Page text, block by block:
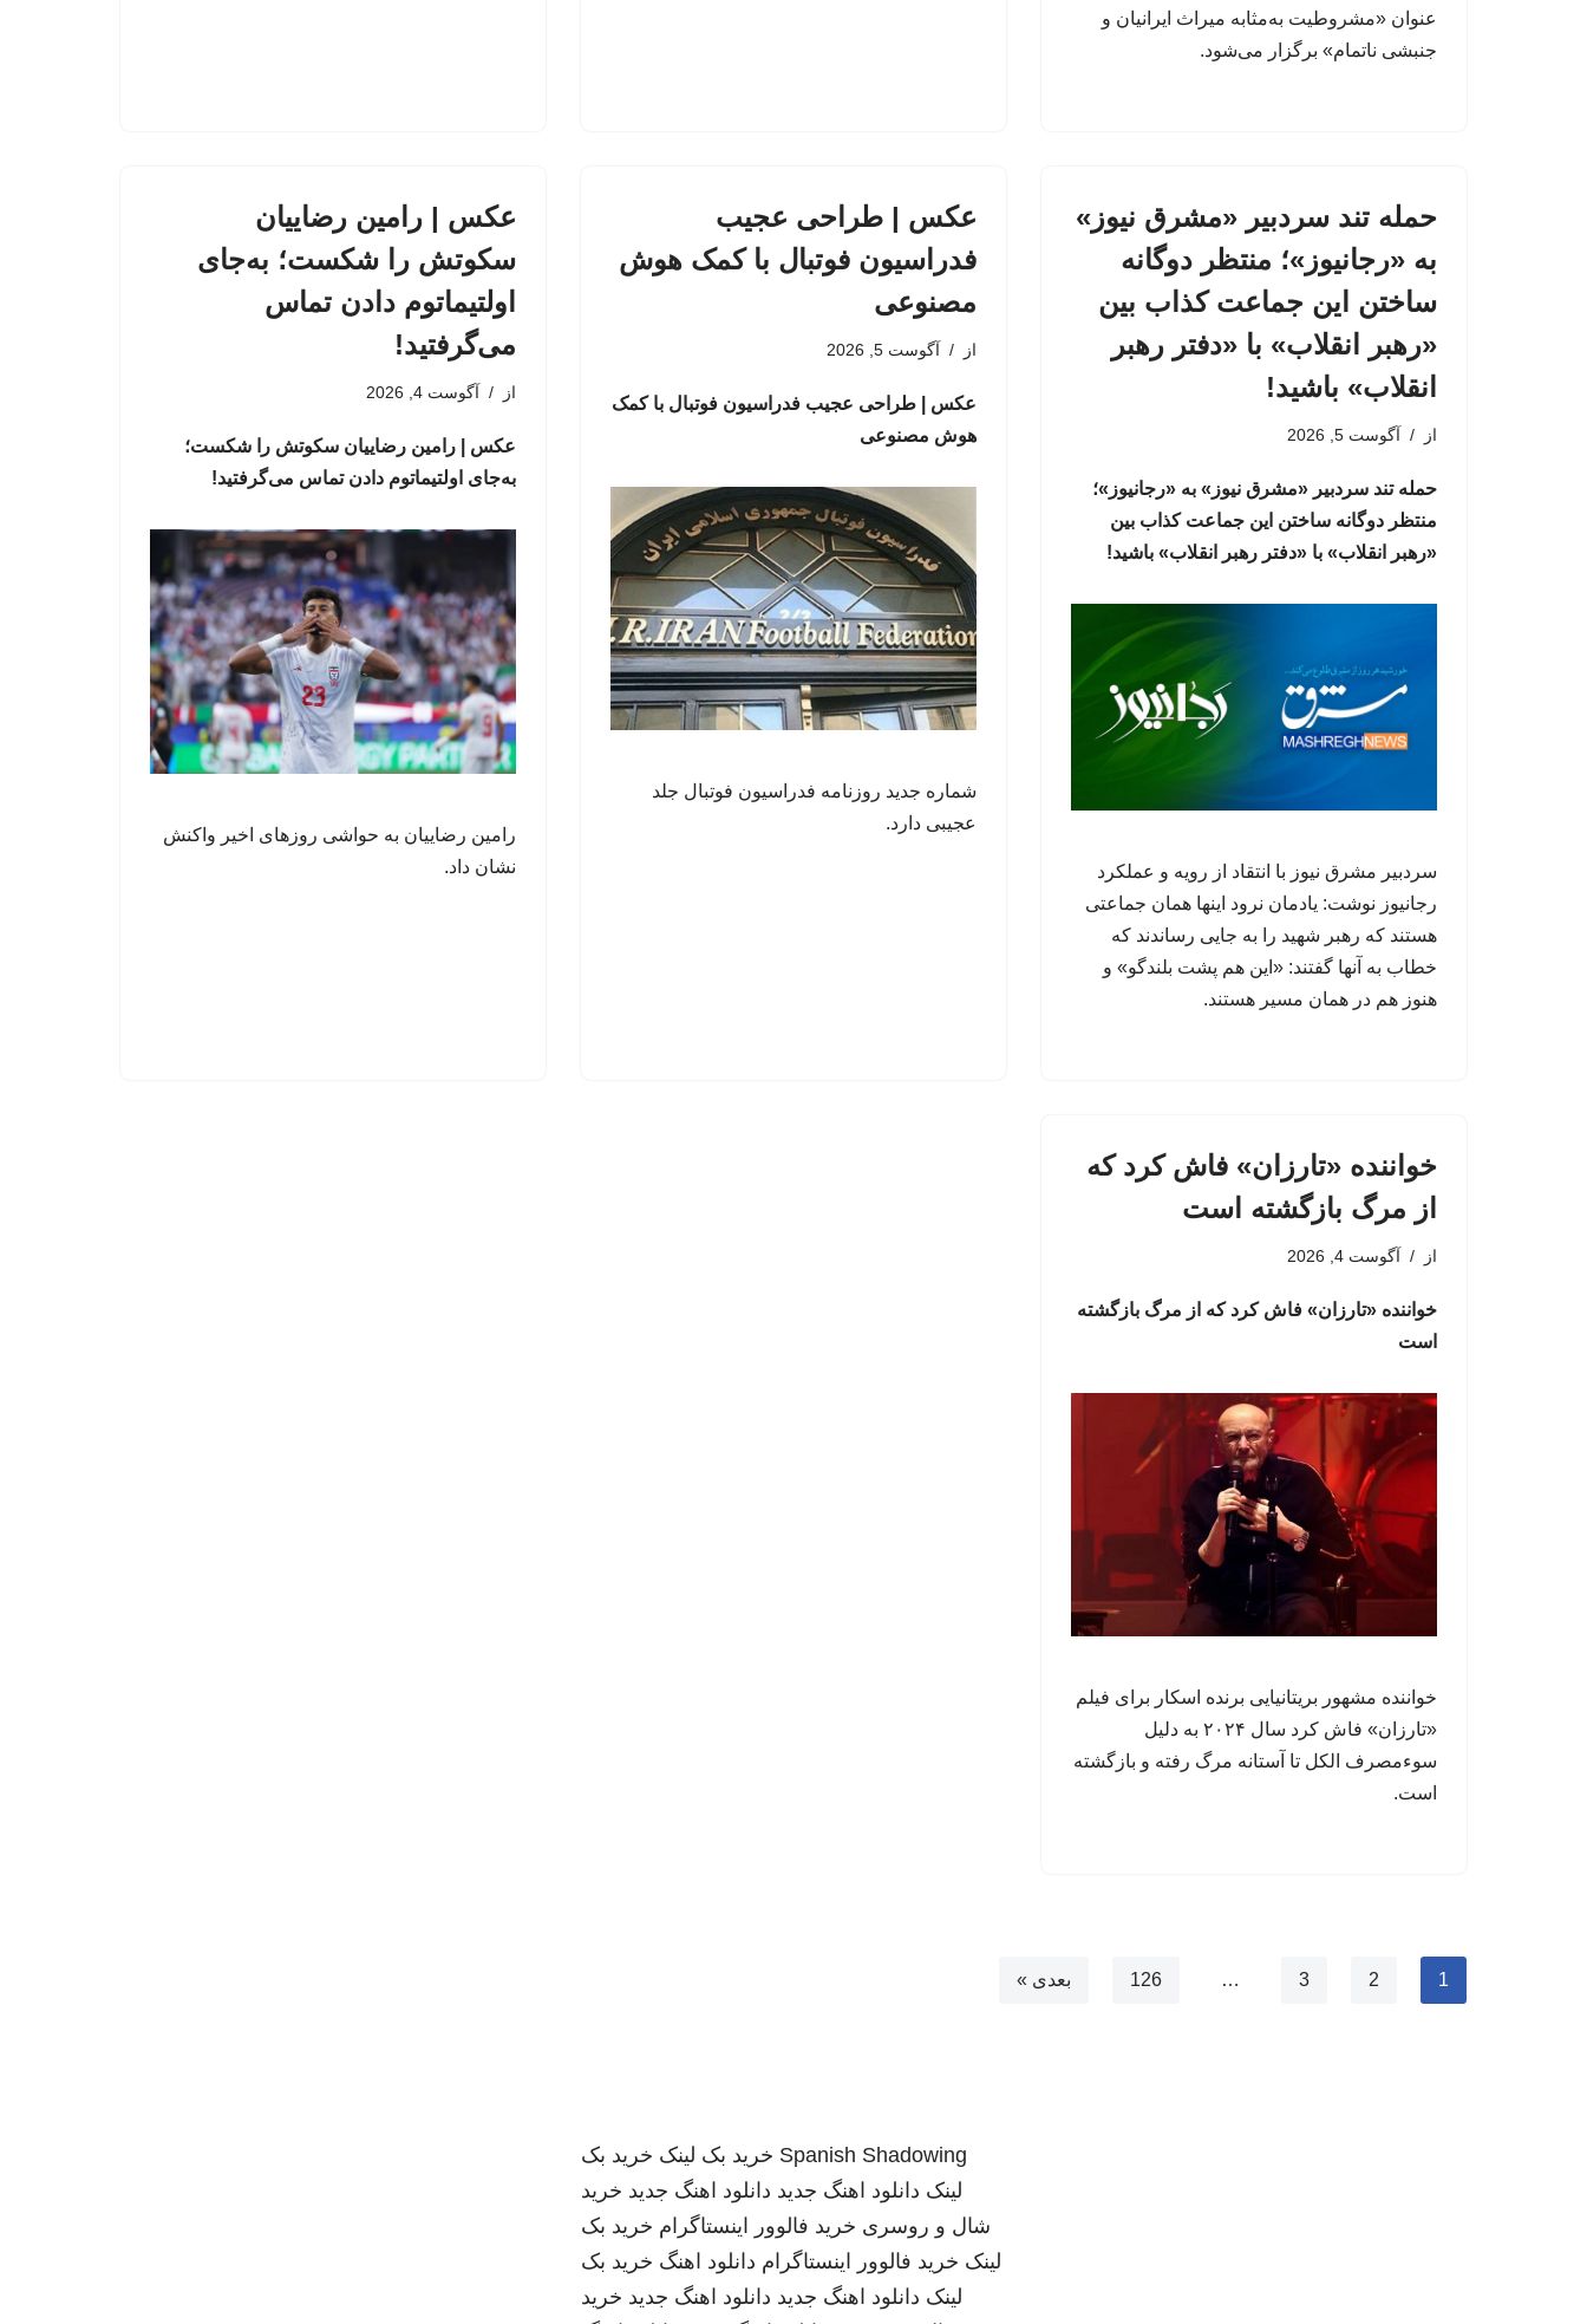
عنوان «مشروطیت به‌مثابه میراث ایرانیان و
جنبشی ناتمام» برگزار می‌شود.
حمله تند سردبیر «مشرق نیوز»
به «رجانیوز»؛ منتظر دوگانه
ساختن این جماعت کذاب بین
«رهبر انقلاب» با «دفتر رهبر
انقلاب» باشید!
از آگوست 5, 2026
حمله تند سردبیر «مشرق نیوز» به «رجانیوز»؛
منتظر دوگانه ساختن این جماعت کذاب بین
«رهبر انقلاب» با «دفتر رهبر انقلاب» باشید!
سردبیر مشرق نیوز با انتقاد از رویه و عملکرد
رجانیوز نوشت: یادمان نرود اینها همان جماعتی
هستند که رهبر شهید را به جایی رساندند که
خطاب به آنها گفتند: «این هم پشت بلندگو» ‏و
هنوز هم در همان مسیر هستند.
عکس | طراحی عجیب
فدراسیون فوتبال با کمک هوش
مصنوعی
از آگوست 5, 2026
عکس | طراحی عجیب فدراسیون فوتبال با کمک
هوش مصنوعی
شماره جدید روزنامه فدراسیون فوتبال جلد
عجیبی دارد.
عکس | رامین رضاییان
سکوتش را شکست؛ به‌جای
اولتیماتوم دادن تماس
می‌گرفتید!
از آگوست 4, 2026
عکس | رامین رضاییان سکوتش را شکست؛
به‌جای اولتیماتوم دادن تماس می‌گرفتید!
رامین رضاییان به حواشی روزهای اخیر واکنش
نشان داد.
خواننده «تارزان» فاش کرد که
از مرگ بازگشته است
از آگوست 4, 2026
خواننده «تارزان» فاش کرد که از مرگ بازگشته
است
خواننده مشهور بریتانیایی برنده اسکار برای فیلم
«تارزان» فاش کرد سال ۲۰۲۴ به دلیل
سوءمصرف الکل تا آستانه مرگ رفته و بازگشته
است.
1
2
3
…
126 بعدی »
Spanish Shadowing خرید بک لینک خرید بک
لینک دانلود اهنگ جدید دانلود اهنگ جدید خرید
شال و روسری خرید فالوور اینستاگرام خرید بک
لینک خرید فالوور اینستاگرام دانلود اهنگ خرید بک
لینک دانلود اهنگ جدید دانلود اهنگ جدید خرید